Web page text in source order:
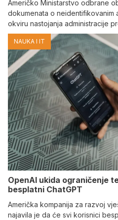
Američko Ministarstvo odbrane
dokumenata o neidentifikovanim
okviru nastojanja administracije
NAUKA I IT
OpenAI ukida ograničenje
besplatni ChatGPT
Američka kompanija za razvoj
najavila je da će svi korisnici